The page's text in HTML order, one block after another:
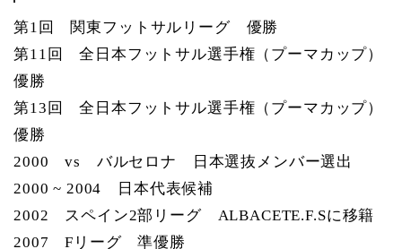
第1回 関東フットサルリーグ 優勝
第11回 全日本フットサル選手権（プーマカップ）
優勝
第13回 全日本フットサル選手権（プーマカップ）
優勝
2000 vs バルセロナ 日本選抜メンバー選出
2000 ~ 2004 日本代表候補
2002 スペイン2部リーグ ALBACETE.F.Sに移籍
2007 Fリーグ 準優勝